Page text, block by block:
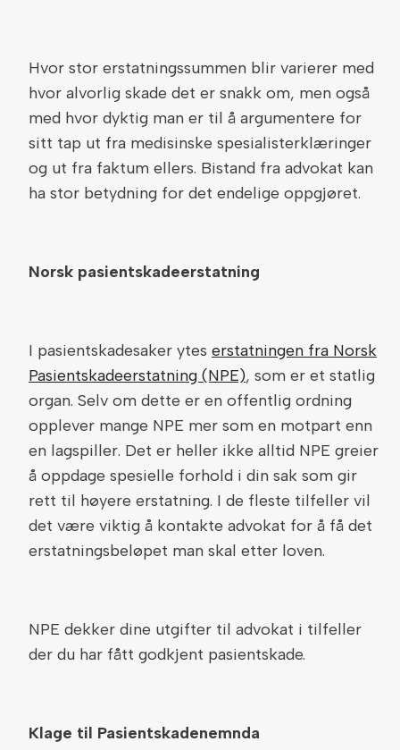
Hvor stor erstatningssummen blir varierer med
hvor alvorlig skade det er snakk om, men også
med hvor dyktig man er til å argumentere for
sitt tap ut fra medisinske spesialisterklæringer
og ut fra faktum ellers. Bistand fra advokat kan
ha stor betydning for det endelige oppgjøret.
Norsk pasientskadeerstatning
I pasientskadesaker ytes erstatningen fra Norsk
Pasientskadeerstatning (NPE), som er et statlig
organ. Selv om dette er en offentlig ordning
opplever mange NPE mer som en motpart enn
en lagspiller. Det er heller ikke alltid NPE greier
å oppdage spesielle forhold i din sak som gir
rett til høyere erstatning. I de fleste tilfeller vil
det være viktig å kontakte advokat for å få det
erstatningsbeløpet man skal etter loven.
NPE dekker dine utgifter til advokat i tilfeller
der du har fått godkjent pasientskade.
Klage til Pasientskadenemnda